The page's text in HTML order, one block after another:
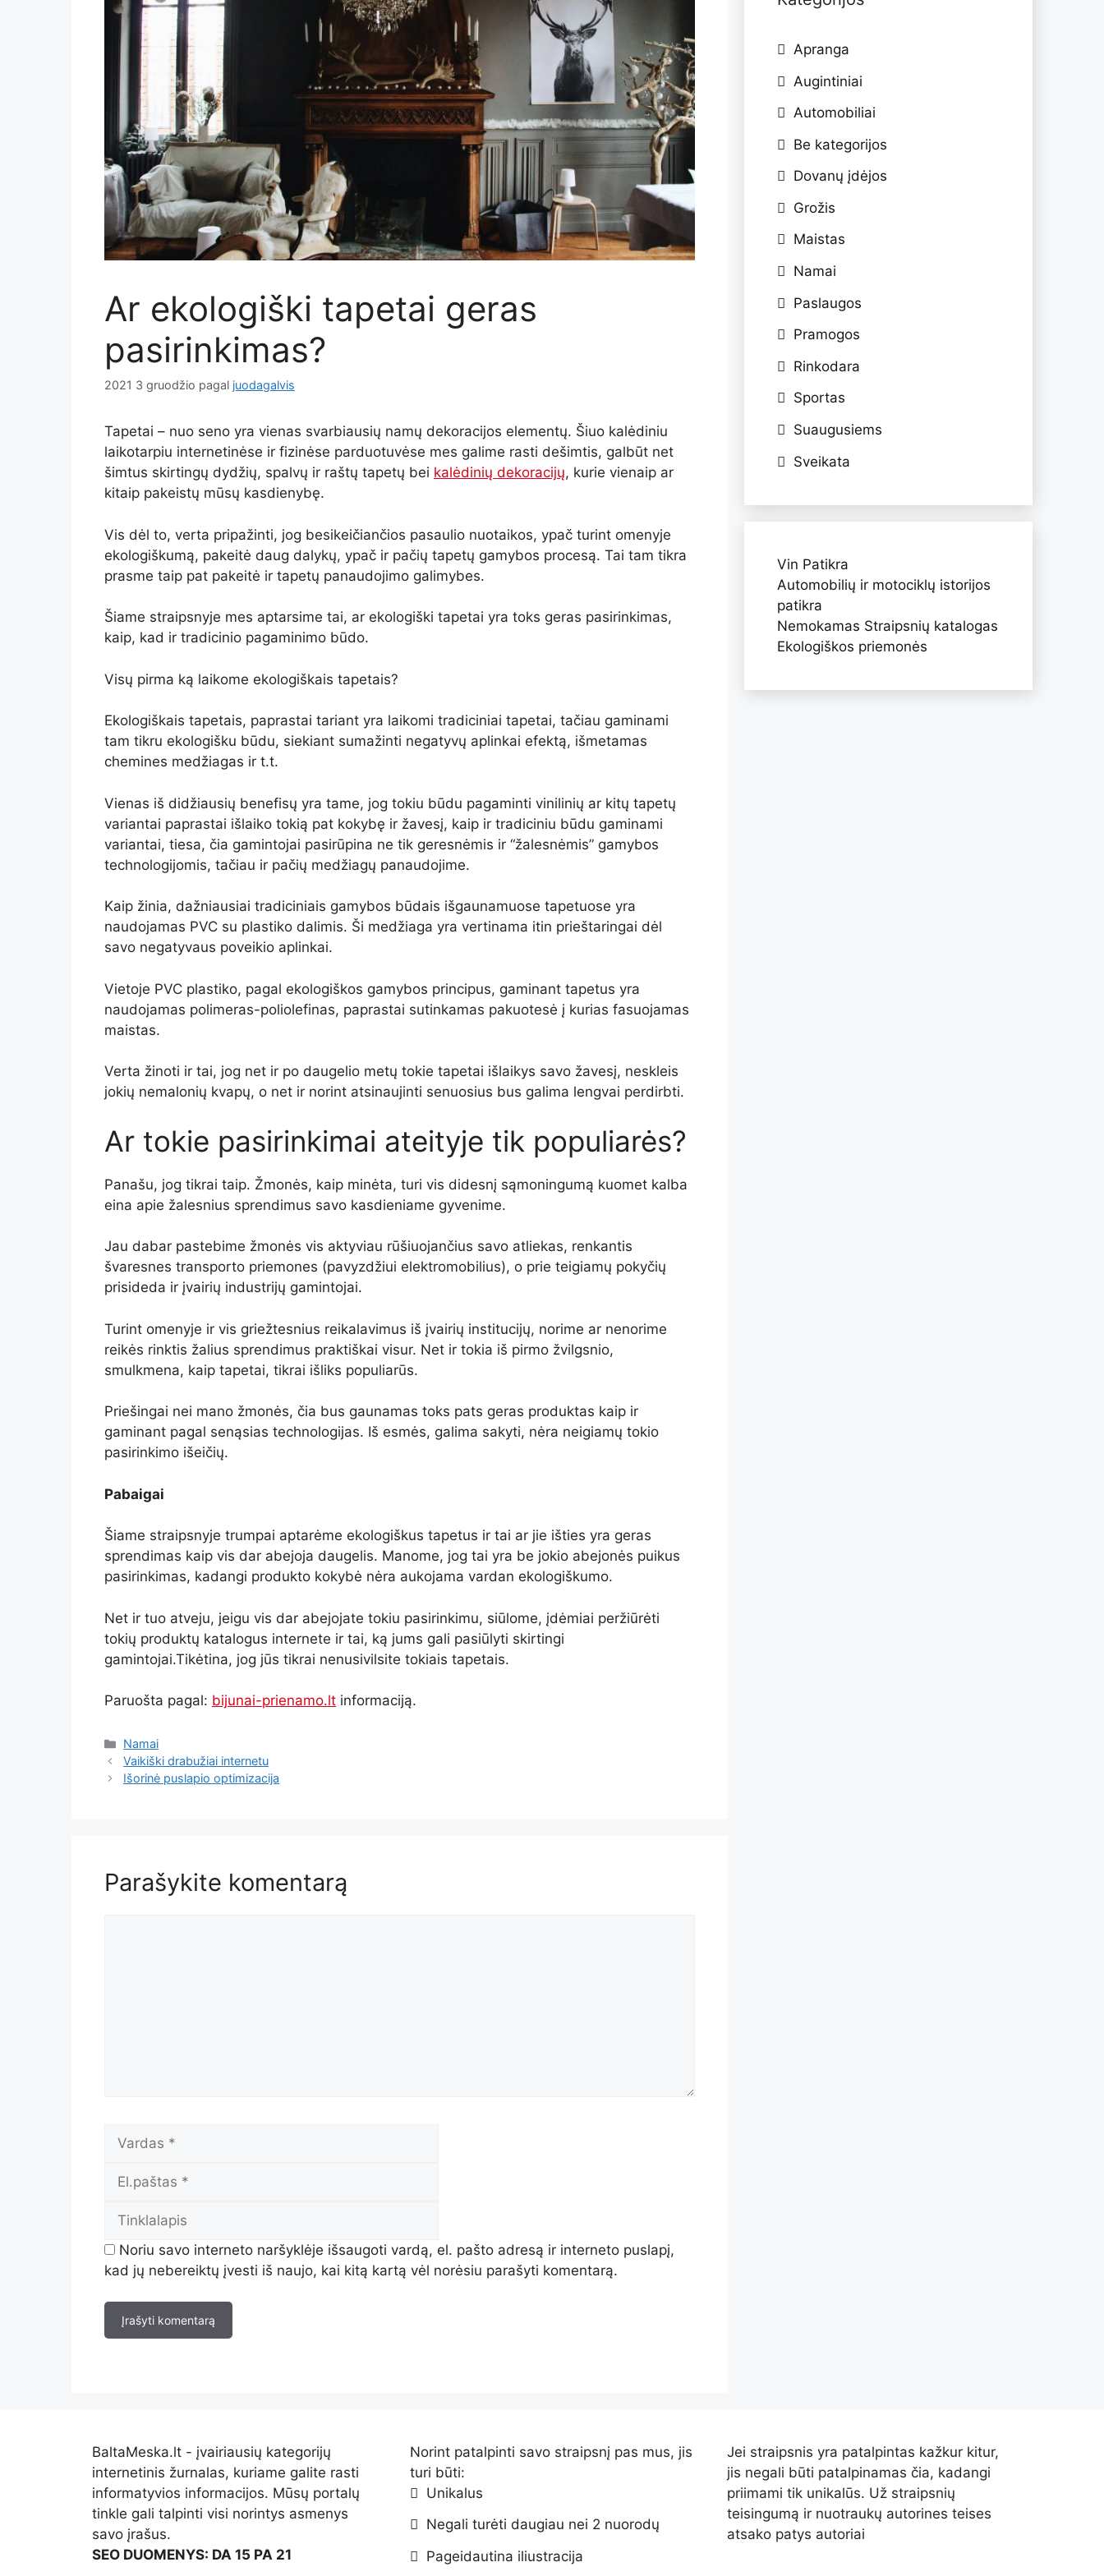
Ar ekologiški tapetai geras
pasirinkimas?
2021 3 gruodžio pagal juodagalvis
Tapetai – nuo seno yra vienas svarbiausių namų dekoracijos elementų. Šiuo kalėdiniu
laikotarpiu internetinėse ir fizinėse parduotuvėse mes galime rasti dešimtis, galbūt net
šimtus skirtingų dydžių, spalvų ir raštų tapetų bei kalėdinių dekoracijų, kurie vienaip ar
kitaip pakeistų mūsų kasdienybę.
Vis dėl to, verta pripažinti, jog besikeičiančios pasaulio nuotaikos, ypač turint omenyje
ekologiškumą, pakeitė daug dalykų, ypač ir pačių tapetų gamybos procesą. Tai tam tikra
prasme taip pat pakeitė ir tapetų panaudojimo galimybes.
Šiame straipsnyje mes aptarsime tai, ar ekologiški tapetai yra toks geras pasirinkimas,
kaip, kad ir tradicinio pagaminimo būdo.
Visų pirma ką laikome ekologiškais tapetais?
Ekologiškais tapetais, paprastai tariant yra laikomi tradiciniai tapetai, tačiau gaminami
tam tikru ekologišku būdu, siekiant sumažinti negatyvų aplinkai efektą, išmetamas
chemines medžiagas ir t.t.
Vienas iš didžiausių benefisų yra tame, jog tokiu būdu pagaminti vinilinių ar kitų tapetų
variantai paprastai išlaiko tokią pat kokybę ir žavesį, kaip ir tradiciniu būdu gaminami
variantai, tiesa, čia gamintojai pasirūpina ne tik geresnėmis ir “žalesnėmis” gamybos
technologijomis, tačiau ir pačių medžiagų panaudojime.
Kaip žinia, dažniausiai tradiciniais gamybos būdais išgaunamuose tapetuose yra
naudojamas PVC su plastiko dalimis. Ši medžiaga yra vertinama itin prieštaringai dėl
savo negatyvaus poveikio aplinkai.
Vietoje PVC plastiko, pagal ekologiškos gamybos principus, gaminant tapetus yra
naudojamas polimeras-poliolefinas, paprastai sutinkamas pakuotesė į kurias fasuojamas
maistas.
Verta žinoti ir tai, jog net ir po daugelio metų tokie tapetai išlaikys savo žavesį, neskleis
jokių nemalonių kvapų, o net ir norint atsinaujinti senuosius bus galima lengvai perdirbti.
Ar tokie pasirinkimai ateityje tik populiarės?
Panašu, jog tikrai taip. Žmonės, kaip minėta, turi vis didesnį sąmoningumą kuomet kalba
eina apie žalesnius sprendimus savo kasdieniame gyvenime.
Jau dabar pastebime žmonės vis aktyviau rūšiuojančius savo atliekas, renkantis
švaresnes transporto priemones (pavyzdžiui elektromobilius), o prie teigiamų pokyčių
prisideda ir įvairių industrijų gamintojai.
Turint omenyje ir vis griežtesnius reikalavimus iš įvairių institucijų, norime ar nenorime
reikės rinktis žalius sprendimus praktiškai visur. Net ir tokia iš pirmo žvilgsnio,
smulkmena, kaip tapetai, tikrai išliks populiarūs.
Priešingai nei mano žmonės, čia bus gaunamas toks pats geras produktas kaip ir
gaminant pagal senąsias technologijas. Iš esmės, galima sakyti, nėra neigiamų tokio
pasirinkimo išeičių.
Pabaigai
Šiame straipsnyje trumpai aptarėme ekologiškus tapetus ir tai ar jie išties yra geras
sprendimas kaip vis dar abejoja daugelis. Manome, jog tai yra be jokio abejonės puikus
pasirinkimas, kadangi produkto kokybė nėra aukojama vardan ekologiškumo.
Net ir tuo atveju, jeigu vis dar abejojate tokiu pasirinkimu, siūlome, įdėmiai peržiūrėti
tokių produktų katalogus internete ir tai, ką jums gali pasiūlyti skirtingi
gamintojai.Tikėtina, jog jūs tikrai nenusivilsite tokiais tapetais.
Paruošta pagal: bijunai-prienamo.lt informaciją.
Namai
Vaikiški drabužiai internetu
Išorinė puslapio optimizacija
Parašykite komentarą
Noriu savo interneto naršyklėje išsaugoti vardą, el. pašto adresą ir interneto puslapį,
kad jų nebereiktų įvesti iš naujo, kai kitą kartą vėl norėsiu parašyti komentarą.
Apranga
Augintiniai
Automobiliai
Be kategorijos
Dovanų įdėjos
Grožis
Maistas
Namai
Paslaugos
Pramogos
Rinkodara
Sportas
Suaugusiems
Sveikata
Vin Patikra
Automobilių ir motociklų istorijos
patikra
Nemokamas Straipsnių katalogas
Ekologiškos priemonės
BaltaMeska.lt - įvairiausių kategorijų
internetinis žurnalas, kuriame galite rasti
informatyvios informacijos. Mūsų portalų
tinkle gali talpinti visi norintys asmenys
savo įrašus.
SEO DUOMENYS: DA 15 PA 21
Norint patalpinti savo straipsnį pas mus, jis
turi būti:
Unikalus
Negali turėti daugiau nei 2 nuorodų
Pageidautina iliustracija
Jei straipsnis yra patalpintas kažkur kitur,
jis negali būti patalpinamas čia, kadangi
priimami tik unikalūs. Už straipsnių
teisingumą ir nuotraukų autorines teises
atsako patys autoriai